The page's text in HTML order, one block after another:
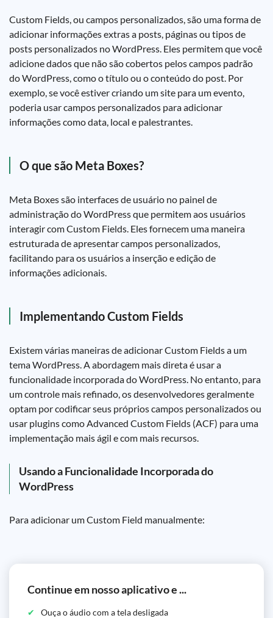
Custom Fields, ou campos personalizados, são uma forma de
adicionar informações extras a posts, páginas ou tipos de
posts personalizados no WordPress. Eles permitem que você
adicione dados que não são cobertos pelos campos padrão
do WordPress, como o título ou o conteúdo do post. Por
exemplo, se você estiver criando um site para um evento,
poderia usar campos personalizados para adicionar
informações como data, local e palestrantes.
O que são Meta Boxes?
Meta Boxes são interfaces de usuário no painel de
administração do WordPress que permitem aos usuários
interagir com Custom Fields. Eles fornecem uma maneira
estruturada de apresentar campos personalizados,
facilitando para os usuários a inserção e edição de
informações adicionais.
Implementando Custom Fields
Existem várias maneiras de adicionar Custom Fields a um
tema WordPress. A abordagem mais direta é usar a
funcionalidade incorporada do WordPress. No entanto, para
um controle mais refinado, os desenvolvedores geralmente
optam por codificar seus próprios campos personalizados ou
usar plugins como Advanced Custom Fields (ACF) para uma
implementação mais ágil e com mais recursos.
Usando a Funcionalidade Incorporada do
WordPress
Para adicionar um Custom Field manualmente:
Continue em nosso aplicativo e ...
Ouça o áudio com a tela desligada